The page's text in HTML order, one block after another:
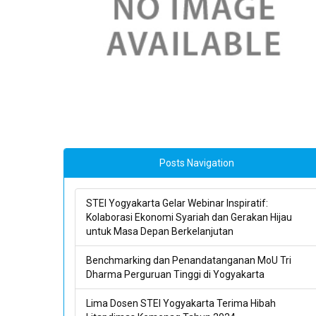
Posts Navigation
STEI Yogyakarta Gelar Webinar Inspiratif:
Kolaborasi Ekonomi Syariah dan Gerakan Hijau
untuk Masa Depan Berkelanjutan
Benchmarking dan Penandatanganan MoU Tri
Dharma Perguruan Tinggi di Yogyakarta
Lima Dosen STEI Yogyakarta Terima Hibah